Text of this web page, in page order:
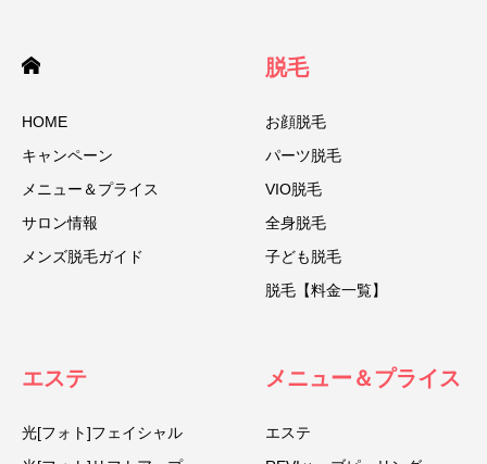
HOME
キャンペーン
メニュー＆プライス
サロン情報
メンズ脱毛ガイド
脱毛
お顔脱毛
パーツ脱毛
VIO脱毛
全身脱毛
子ども脱毛
脱毛【料金一覧】
エステ
光[フォト]フェイシャル
メニュー＆プライス
エステ